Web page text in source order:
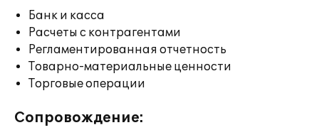
Банк и касса
Расчеты с контрагентами
Регламентированная отчетность
Товарно-материальные ценности
Торговые операции
Сопровождение: